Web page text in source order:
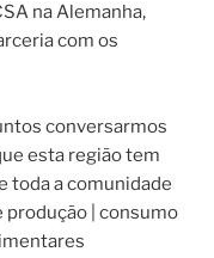
na Alemanha,
com os
conversarmos
esta região tem
toda a comunidade
produção | consumo